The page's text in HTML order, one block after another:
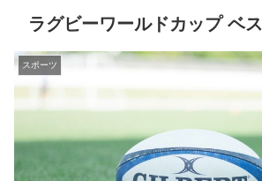
ラグビーワールドカップ ベ
スポーツ